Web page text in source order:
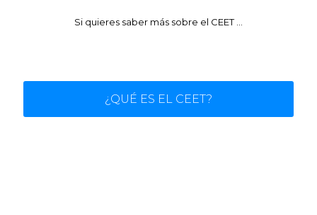
Si quieres saber más sobre el CEET ...
¿QUÉ ES EL CEET?